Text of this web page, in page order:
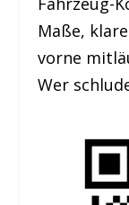
Maße,
vorne
Wer